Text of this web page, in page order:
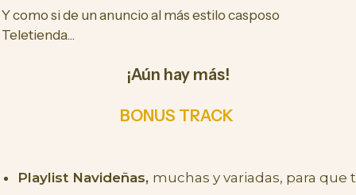
Y como si de un anuncio al más estilo casposo
Teletienda...
¡Aún hay más!
BONUS TRACK
Playlist Navideñas, muchas y variadas, para que